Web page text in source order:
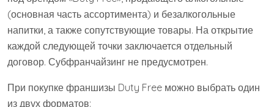
(основная часть ассортимента) и безалкогольные
напитки, а также сопутствующие товары. На открытие
каждой следующей точки заключается отдельный
договор. Субфранчайзинг не предусмотрен.
При покупке франшизы Duty Free можно выбрать один
из двух форматов: